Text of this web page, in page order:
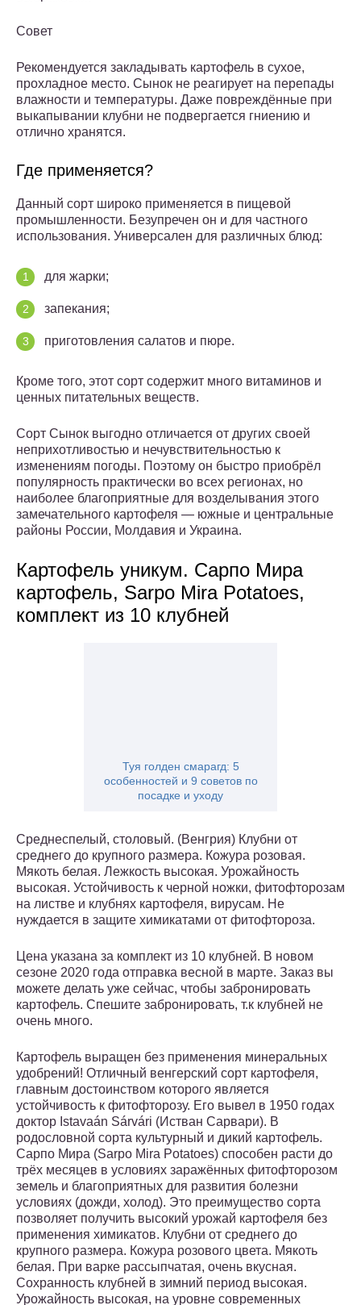
Совет
Рекомендуется закладывать картофель в сухое,
прохладное место. Сынок не реагирует на перепады
влажности и температуры. Даже повреждённые при
выкапывании клубни не подвергается гниению и
отлично хранятся.
Где применяется?
Данный сорт широко применяется в пищевой
промышленности. Безупречен он и для частного
использования. Универсален для различных блюд:
для жарки;
запекания;
приготовления салатов и пюре.
Кроме того, этот сорт содержит много витаминов и
ценных питательных веществ.
Сорт Сынок выгодно отличается от других своей
неприхотливостью и нечувствительностью к
изменениям погоды. Поэтому он быстро приобрёл
популярность практически во всех регионах, но
наиболее благоприятные для возделывания этого
замечательного картофеля — южные и центральные
районы России, Молдавия и Украина.
Картофель уникум. Сарпо Мира
картофель, Sarpo Mira Potatoes,
комплект из 10 клубней
Туя голден смарагд: 5
особенностей и 9 советов по
посадке и уходу
Среднеспелый, столовый. (Венгрия) Клубни от
среднего до крупного размера. Кожура розовая.
Мякоть белая. Лежкость высокая. Урожайность
высокая. Устойчивость к черной ножки, фитофторозам
на листве и клубнях картофеля, вирусам. Не
нуждается в защите химикатами от фитофтороза.
Цена указана за комплект из 10 клубней. В новом
сезоне 2020 года отправка весной в марте. Заказ вы
можете делать уже сейчас, чтобы забронировать
картофель. Спешите забронировать, т.к клубней не
очень много.
Картофель выращен без применения минеральных
удобрений! Отличный венгерский сорт картофеля,
главным достоинством которого является
устойчивость к фитофторозу. Его вывел в 1950 годах
доктор Istavaán Sárvári (Истван Сарвари). В
родословной сорта культурный и дикий картофель.
Сарпо Мира (Sarpo Mira Potatoes) способен расти до
трёх месяцев в условиях заражённых фитофторозом
земель и благоприятных для развития болезни
условиях (дожди, холод). Это преимущество сорта
позволяет получить высокий урожай картофеля без
применения химикатов. Клубни от среднего до
крупного размера. Кожура розового цвета. Мякоть
белая. При варке рассыпчатая, очень вкусная.
Сохранность клубней в зимний период высокая.
Урожайность высокая, на уровне современных